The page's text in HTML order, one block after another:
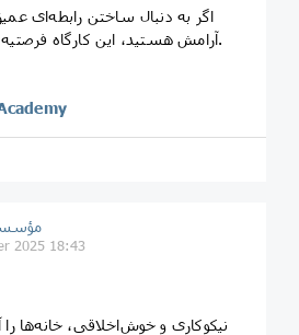
آرامش هستید، این کارگاه فرصتیه که نباید از دست بدید.
2025 18:43
نیکوکاری و خوش‌اخلاقی، خانه‌ها را